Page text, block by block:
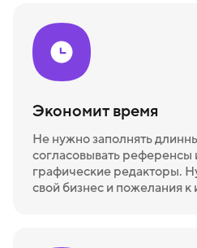
Экономит время
Не нужно заполнять
согласовывать референсы
графические редакторы.
свой бизнес и пожелания